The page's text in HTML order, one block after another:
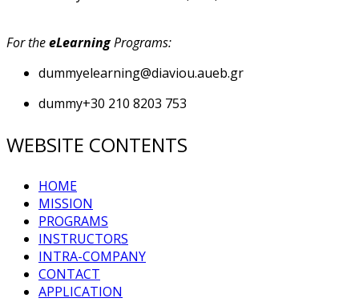
For theeLearningPrograms:
dummyelearning@diaviou.aueb.gr
dummy+30 210 8203 753
WEBSITE CONTENTS
HOME
MISSION
PROGRAMS
INSTRUCTORS
INTRA-COMPANY
CONTACT
APPLICATION